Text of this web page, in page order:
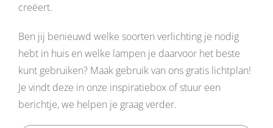
creëert.
Ben jij benieuwd welke soorten verlichting je nodig
hebt in huis en welke lampen je daarvoor het beste
kunt gebruiken? Maak gebruik van ons gratis lichtplan!
Je vindt deze in onze inspiratiebox of stuur een
berichtje, we helpen je graag verder.